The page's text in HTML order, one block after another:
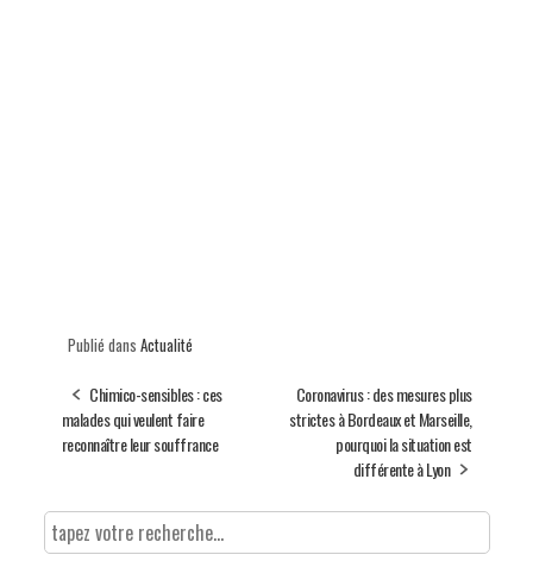
Publié dans Actualité
Chimico-sensibles : ces
malades qui veulent faire
reconnaître leur souffrance
Coronavirus : des mesures plus
strictes à Bordeaux et Marseille,
pourquoi la situation est
différente à Lyon